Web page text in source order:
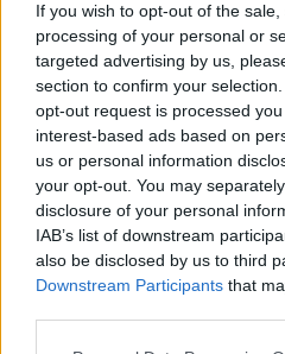
If you wish to opt-out of the
processing of your personal or
targeted advertising by us,
section to confirm your
opt-out request is processed
interest-based ads based on
us or personal information
your opt-out. You may
disclosure of your personal
IAB’s list of downstream
also be disclosed by us to third
Downstream Participants that
Αναφορές για νεκρούς
07:03
Υπόθεση Marfin: Ενώπιον της
46χρονη κατηγορούμενη για
Υψηλός και σήμερα ο κίνδυνος
ΕΝΦΙΑ: Τα λάθη στις
τσουχτερά πρόστιμα έως